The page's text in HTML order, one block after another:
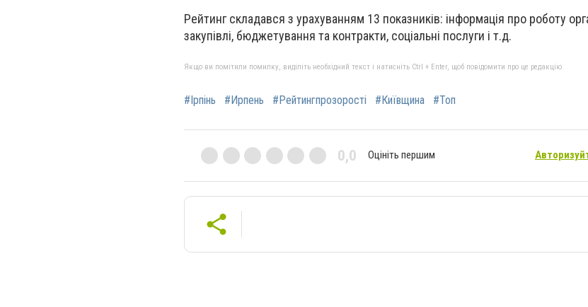
Рейтинг складався з урахуванням 13 показників: інформація про роботу
закупівлі, бюджетування та контракти, соціальні послуги і т.д.
Якщо ви помітили помилку, виділіть необхідний текст і натисніть Ctrl + Enter, щоб повідомити про це редакцію
#Ірпінь #Ирпень #Рейтингпрозорості #Київщина #Топ
0,0 Оцініть першим